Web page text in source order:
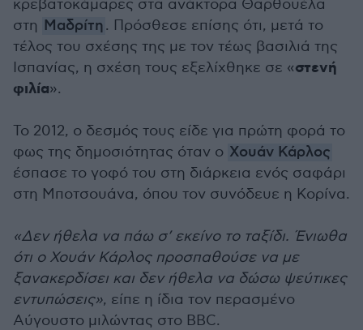
κρεβατοκάμαρες στα ανάκτορα Θαρθουέλα
στη Μαδρίτη. Πρόσθεσε επίσης ότι, μετά το
τέλος του σχέσης της με τον τέως βασιλιά της
Ισπανίας, η σχέση τους εξελίχθηκε σε «στενή
φιλία».
Το 2012, ο δεσμός τους είδε για πρώτη φορά το
φως της δημοσιότητας όταν ο Χουάν Κάρλος
έσπασε το γοφό του στη διάρκεια ενός σαφάρι
στη Μποτσουάνα, όπου τον συνόδευε η Κορίνα.
«Δεν ήθελα να πάω σ’ εκείνο το ταξίδι. Ένιωθα
ότι ο Χουάν Κάρλος προσπαθούσε να με
ξανακερδίσει και δεν ήθελα να δώσω ψεύτικες
εντυπώσεις», είπε η ίδια τον περασμένο
Αύγουστο μιλώντας στο BBC.